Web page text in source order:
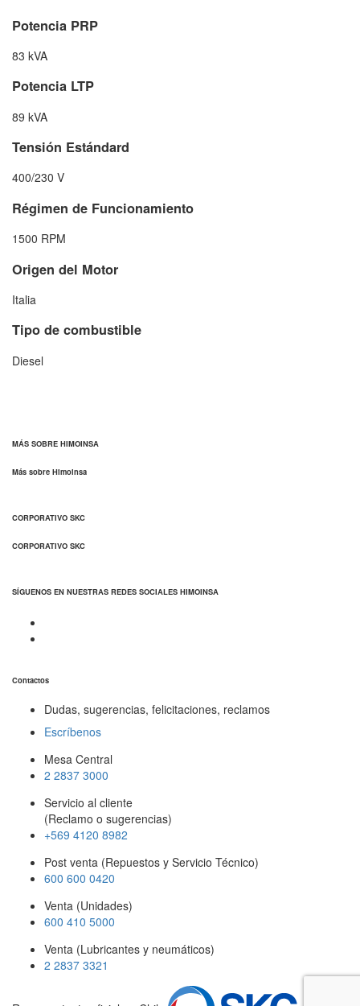
Potencia PRP
83 kVA
Potencia LTP
89 kVA
Tensión Estándard
400/230 V
Régimen de Funcionamiento
1500 RPM
Origen del Motor
Italia
Tipo de combustible
Diesel
MÁS SOBRE HIMOINSA
Más sobre Himoinsa
CORPORATIVO SKC
CORPORATIVO SKC
SÍGUENOS EN NUESTRAS REDES SOCIALES HIMOINSA
Contactos
Dudas, sugerencias, felicitaciones, reclamos
Escríbenos
Mesa Central
2 2837 3000
Servicio al cliente
(Reclamo o sugerencias)
+569 4120 8982
Post venta (Repuestos y Servicio Técnico)
600 600 0420
Venta (Unidades)
600 410 5000
Venta (Lubricantes y neumáticos)
2 2837 3321